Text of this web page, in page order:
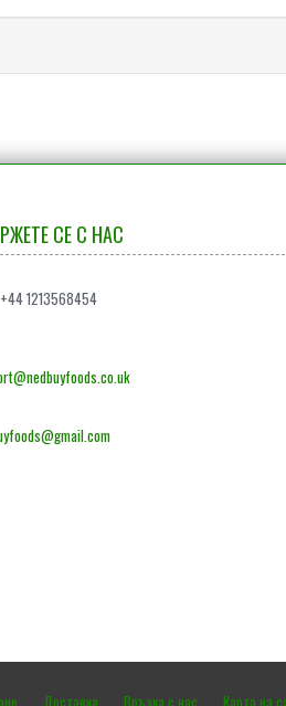
СЕ С НАС
+44 1213568454
Доставка Връзка с нас Карта на